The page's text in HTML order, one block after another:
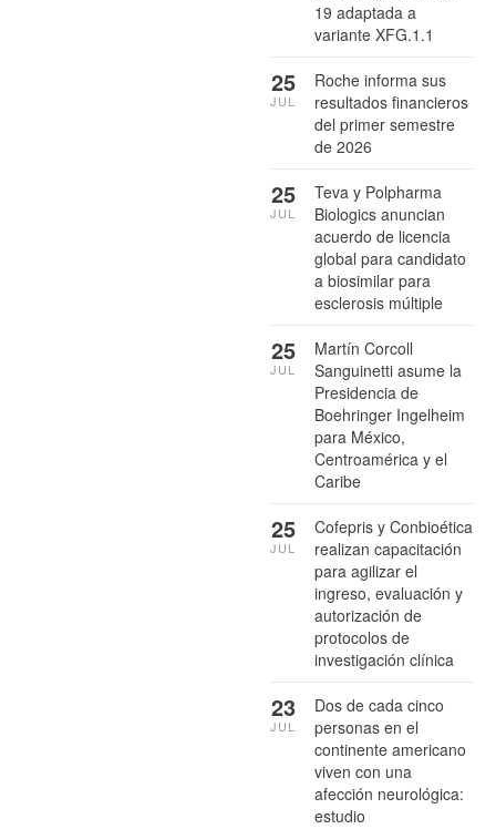
19 adaptada a
variante XFG.1.1
Roche informa sus
resultados financieros
del primer semestre
de 2026
25
JUL
Teva y Polpharma
Biologics anuncian
acuerdo de licencia
global para candidato
a biosimilar para
esclerosis múltiple
25
JUL
Martín Corcoll
Sanguinetti asume la
Presidencia de
Boehringer Ingelheim
para México,
Centroamérica y el
Caribe
25
JUL
Cofepris y Conbioética
realizan capacitación
para agilizar el
ingreso, evaluación y
autorización de
protocolos de
investigación clínica
25
JUL
Dos de cada cinco
personas en el
continente americano
viven con una
afección neurológica:
estudio
23
JUL